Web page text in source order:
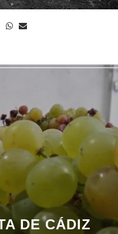
DE CÁDIZ